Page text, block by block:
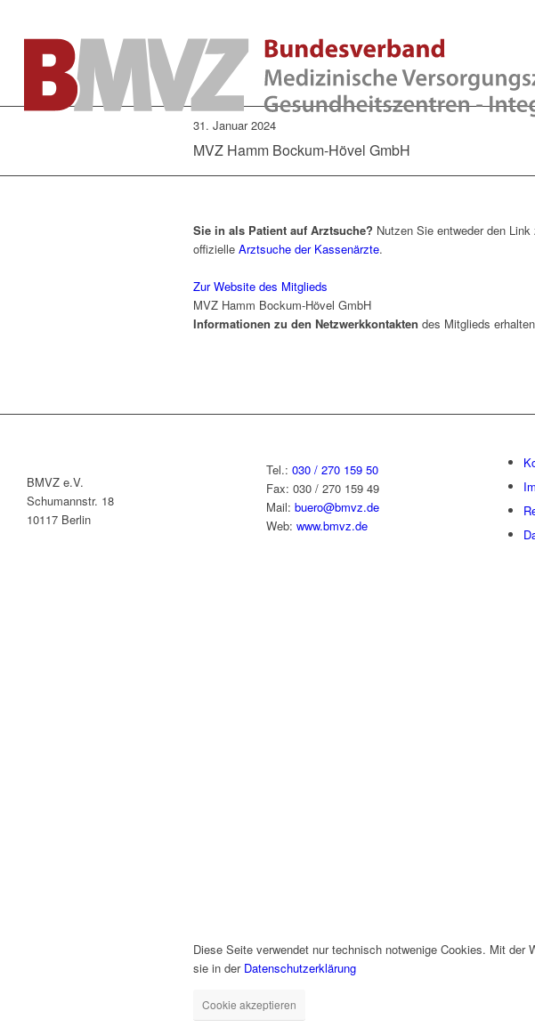
31. Januar 2024
MVZ Hamm Bockum-Hövel GmbH
Sie in als Patient auf Arztsuche? Nutzen Sie entweder den
offizielle Arztsuche der Kassenärzte.
Zur Website des Mitglieds
MVZ Hamm Bockum-Hövel GmbH
Informationen zu den Netzwerkkontakten des Mitglieds
BMVZ e.V.
Schumannstr. 18
10117 Berlin
Tel.: 030 / 270 159 50
Fax: 030 / 270 159 49
Mail: buero@bmvz.de
Web: www.bmvz.de
Diese Seite verwendet nur technisch notwenige Cookies. Mit
sie in der Datenschutzerklärung
Cookie akzeptieren